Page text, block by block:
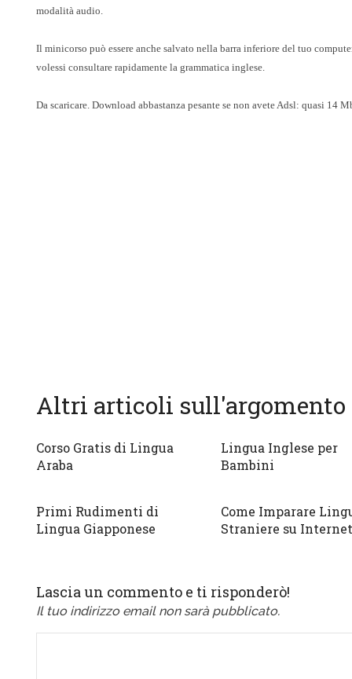
modalità audio.
Il minicorso può essere anche salvato nella barra inferiore del tuo
volessi consultare rapidamente la grammatica inglese.
Da scaricare. Download abbastanza pesante se non avete Adsl: quasi 14
Altri articoli sull'argomento
Corso Gratis di Lingua
Araba
Lingua Inglese per
Bambini
Primi Rudimenti di
Lingua Giapponese
Come Imparare
Straniere su Internet
Lascia un commento e ti risponderò!
Il tuo indirizzo email non sarà pubblicato.